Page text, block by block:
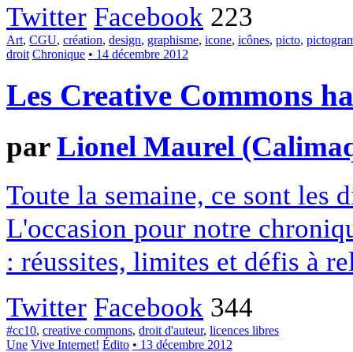
Twitter Facebook 223
Art, CGU, création, design, graphisme, icone, icônes, picto,
droit Chronique • 14 décembre 2012
Les Creative Commons
parLionel Maurel
Toute la semaine, ce sont les
L'occasion pour notre
: réussites, limites et défis à
Twitter Facebook 344
#cc10, creative commons, droit d'auteur, licences libres
Une Vive Internet! Édito • 13 décembre 2012